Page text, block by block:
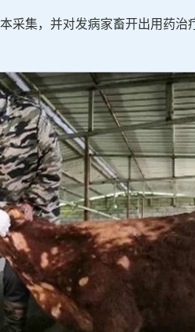
采集，并对发病家畜开出用药